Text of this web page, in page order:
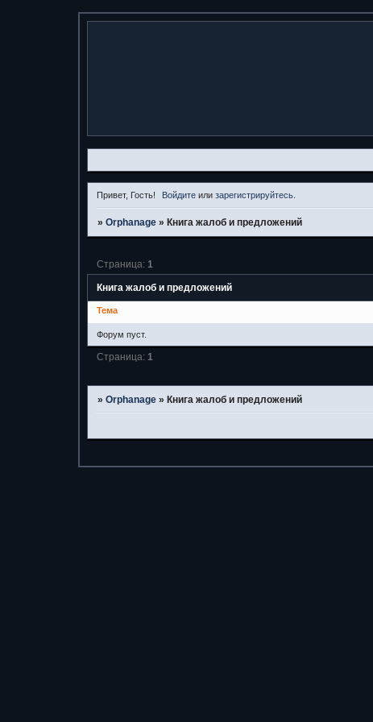
Привет, Гость! Войдите илизарегистрируйтесь
» Orphanage » Книга жалоб и предложений
Книга жалоб и предложений
Страница: 1
Тема
Форум пуст.
Страница: 1
» Orphanage » Книга жалоб и предложений